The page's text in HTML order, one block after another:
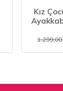
Kız Çocuk
1.299,00